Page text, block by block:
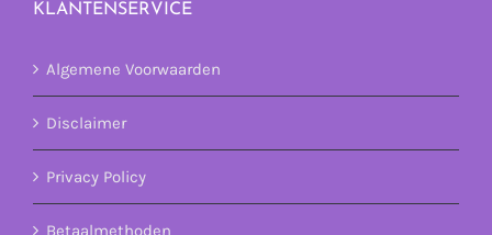
KLANTENSERVICE
Algemene Voorwaarden
Disclaimer
Privacy Policy
Betaalmethoden